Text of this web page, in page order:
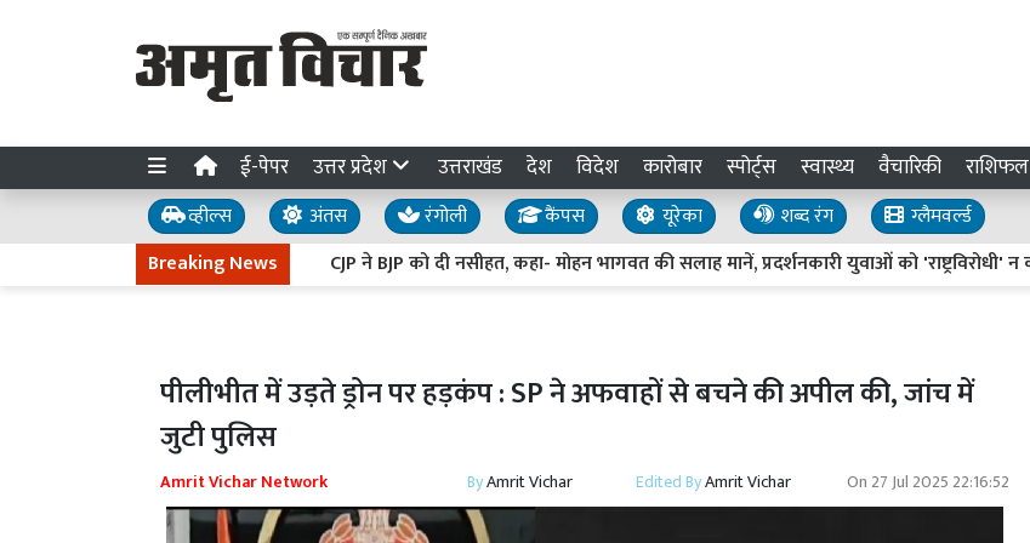
ई-पेपर उत्तर प्रदेश उत्तराखंड देश विदेश कारोबार स्पोर्ट्स स्वास्थ्य वैचारिकी राशिफल
व्हील्स अंतस रंगोली कैंपस यूरेका शब्द रंग
ग्लैमवर्ल्ड
Breaking News
CJP ने BJP को दी नसीहत, कहा- मोहन भागवत की सलाह मानें, प्रदर्शनकारी युवाओं को 'राष्ट्रविरोधी' न कहें
पीलीभीत में उड़ते ड्रोन पर हड़कंप : SP ने अफवाहों से बचने की अपील की, जांच में
जुटी पुलिस
Amrit Vichar Network ByAmrit Vichar Edited ByAmrit Vichar On 27 Jul 2025 22:16:52